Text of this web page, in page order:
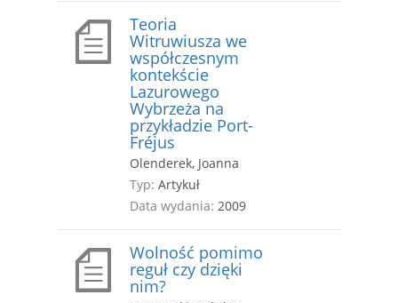
Teoria
Witruwiusza we
współczesnym
kontekście
Lazurowego
Wybrzeża na
przykładzie Port­-
Fréjus
Olenderek, Joanna
Typ: Artykuł
Data wydania: 2009
Wolność pomimo
reguł czy dzięki
nim?